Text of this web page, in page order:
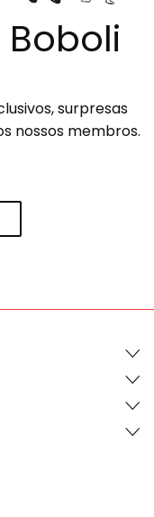
surpresas
nossos membros.